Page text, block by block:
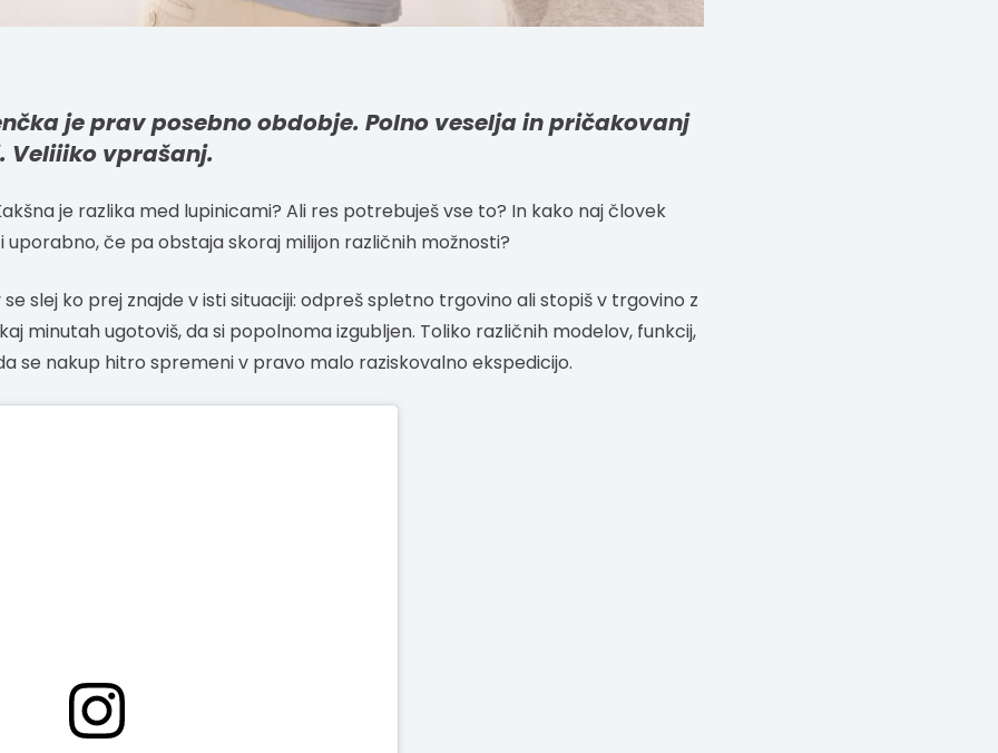
je prav posebno obdobje. Polno veselja in pričakovanj
Veliiiko vprašanj.
je razlika med lupinicami? Ali res potrebuješ vse to? In kako naj človek
uporabno, če pa obstaja skoraj milijon različnih možnosti?
slej ko prej znajde v isti situaciji: odpreš spletno trgovino ali stopiš v trgovino z
minutah ugotoviš, da si popolnoma izgubljen. Toliko različnih modelov, funkcij,
se nakup hitro spremeni v pravo malo raziskovalno ekspedicijo.